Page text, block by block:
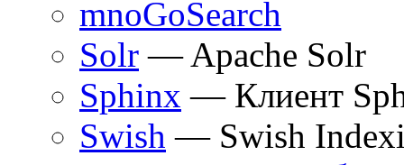
mnoGoSearch
Solr — Apache Solr
Sphinx — Клиент
Swish — Swish